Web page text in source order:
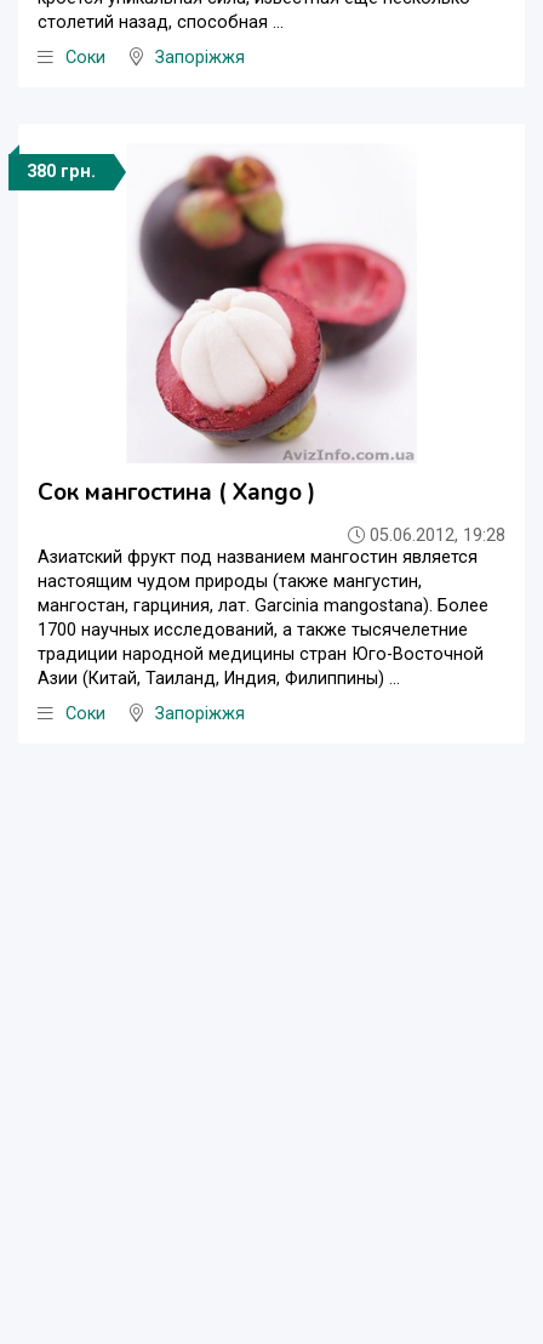
столетий назад, способная ...
Соки
Запоріжжя
380 грн.
Сок мангостина ( Xango )
05.06.2012, 19:28
Азиатский фрукт под названием мангостин является
настоящим чудом природы (также мангустин,
мангостан, гарциния, лат. Garcinia mangostana). Более
1700 научных исследований, а также тысячелетние
традиции народной медицины стран Юго-Восточной
Азии (Китай, Таиланд, Индия, Филиппины) ...
Соки
Запоріжжя